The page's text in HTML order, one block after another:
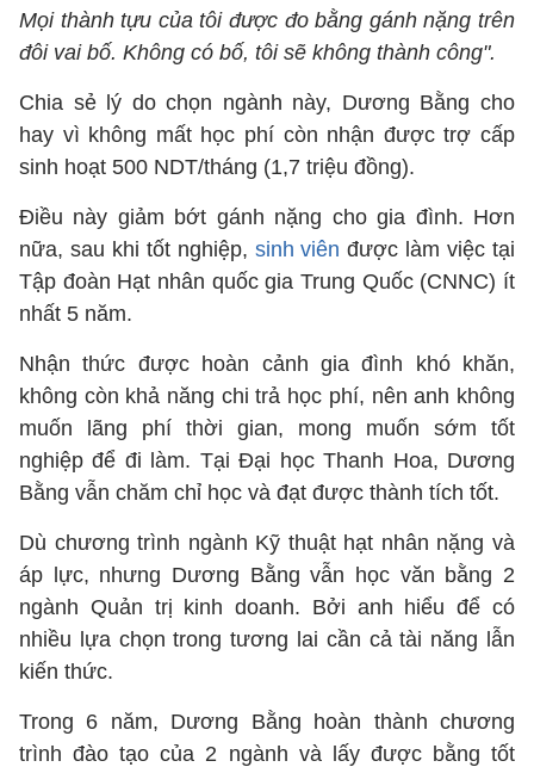
Mọi thành tựu của tôi được đo bằng gánh nặng trên
đôi vai bố. Không có bố, tôi sẽ không thành công".
Chia sẻ lý do chọn ngành này, Dương Bằng cho
hay vì không mất học phí còn nhận được trợ cấp
sinh hoạt 500 NDT/tháng (1,7 triệu đồng).
Điều này giảm bớt gánh nặng cho gia đình. Hơn
nữa, sau khi tốt nghiệp, sinh viên được làm việc tại
Tập đoàn Hạt nhân quốc gia Trung Quốc (CNNC) ít
nhất 5 năm.
Nhận thức được hoàn cảnh gia đình khó khăn,
không còn khả năng chi trả học phí, nên anh không
muốn lãng phí thời gian, mong muốn sớm tốt
nghiệp để đi làm. Tại Đại học Thanh Hoa, Dương
Bằng vẫn chăm chỉ học và đạt được thành tích tốt.
Dù chương trình ngành Kỹ thuật hạt nhân nặng và
áp lực, nhưng Dương Bằng vẫn học văn bằng 2
ngành Quản trị kinh doanh. Bởi anh hiểu để có
nhiều lựa chọn trong tương lai cần cả tài năng lẫn
kiến thức.
Trong 6 năm, Dương Bằng hoàn thành chương
trình đào tạo của 2 ngành và lấy được bằng tốt